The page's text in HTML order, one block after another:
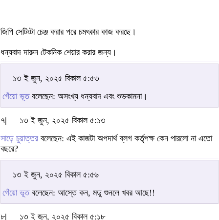
জিপি সেটিংটা চেঞ্জ করার পরে চমৎকার কাজ করছে।
ধন্যবাদ দারুন টেকনিক শেয়ার করার জন্য।
১৩ ই জুন, ২০২৫ বিকাল ৫:৫৩
গেঁয়ো ভূতবলেছেন: অসংখ্য ধন্যবাদ এবং শুভকামনা।
৭|
১৩ ই জুন, ২০২৫ বিকাল ৫:১৩
সাড়ে চুয়াত্তর বলেছেন: এই কাজটা অপদার্থ ব্লগ কর্তৃপক্ষ কেন পারলো না এতো
বছরে?
১৩ ই জুন, ২০২৫ বিকাল ৫:৫৬
গেঁয়ো ভূতবলেছেন: আস্তে কন, মডু শুনলে খবর আছে!!
৮|
১৩ ই জুন, ২০২৫ বিকাল ৫:১৮